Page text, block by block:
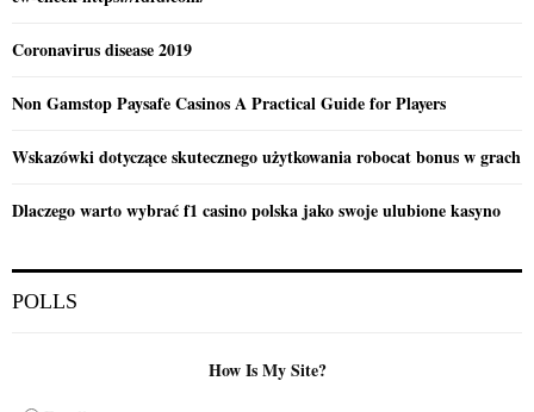
Coronavirus disease 2019
Non Gamstop Paysafe Casinos A Practical Guide for Players
Wskazówki dotyczące skutecznego użytkowania robocat bonus w grach
Dlaczego warto wybrać f1 casino polska jako swoje ulubione kasyno
POLLS
How Is My Site?